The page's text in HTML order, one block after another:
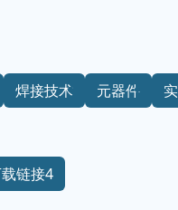
焊接技术 元器件
链接4